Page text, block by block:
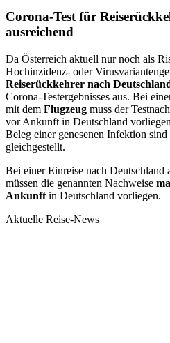
Corona-Test für
ausreichend
Da Österreich aktuell nur noch als
Hochinzidenz- oder
Reiserückkehrer nach
Corona-Testergebnisses aus. Bei
mit dem Flugzeug muss der
vor Ankunft in Deutschland
Beleg einer genesenen Infektion
gleichgestellt.
Bei einer Einreise nach Deutschland
müssen die genannten Nachweise
Ankunft in Deutschland vorliegen.
Aktuelle Reise-News